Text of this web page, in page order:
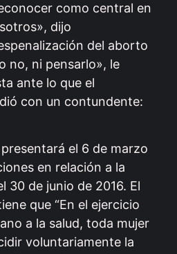
como central en
dijo
del aborto
no, ni pensarlo», le
ante lo que el
con un contundente:
el 6 de marzo
en relación a la
30 de junio de 2016. El
que “En el ejercicio
a la salud, toda mujer
voluntariamente la